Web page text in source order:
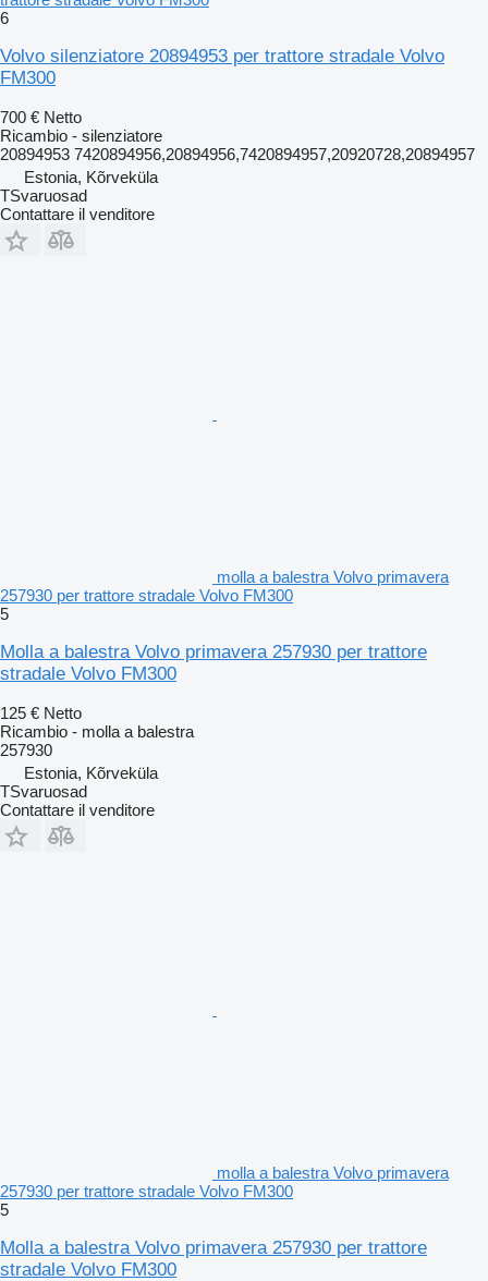
6
Volvo silenziatore 20894953 per trattore stradale Volvo
FM300
700 € Netto
Ricambio - silenziatore
20894953 7420894956,20894956,7420894957,20920728,20894957
Estonia, Kõrveküla
TSvaruosad
Contattare il venditore
molla a balestra Volvo primavera
257930 per trattore stradale Volvo FM300
5
Molla a balestra Volvo primavera 257930 per trattore
stradale Volvo FM300
125 € Netto
Ricambio - molla a balestra
257930
Estonia, Kõrveküla
TSvaruosad
Contattare il venditore
molla a balestra Volvo primavera
257930 per trattore stradale Volvo FM300
5
Molla a balestra Volvo primavera 257930 per trattore
stradale Volvo FM300